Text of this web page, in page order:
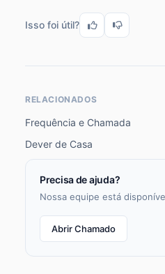
Isso foi útil?
RELACIONADOS
Frequência e Chamada
Dever de Casa
Precisa de ajuda?
Nossa equipe está
Abrir Chamado